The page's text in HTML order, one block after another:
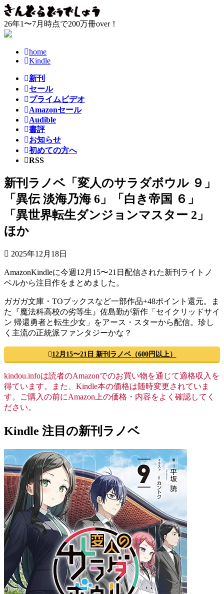
コ
ン
テ
ン
ナ
ビ
ゲ
ー
26年1〜7月時点で200万冊over！
home
Kindle
新刊
セール
プライムビデオ
Amazonセール
Audible
書評
お知らせ
初めての方へ
RSS
新刊ラノベ「変人のサラダボウル ９」
「異伝 淡海乃海 6」「白き帝国 ６」
「異世界転生ダンジョンマスター 2」
ほか
2025年12月18日
AmazonKindleに今週12月15〜21日配信された新刊ライトノ
ベルから注目作をまとめました。
ガガガ文庫・TOブックスなど一部作品+48ポイント還元。ま
た『魔法科高校の劣等生』佐島勤が新作「セイクリッドサイ
ン 帰還勇者と転生少女」をアース・スターから配信。珍し
く主流の正統派ファンタジーかな？
12月15〜21日 新刊ラノベ（600円以上）
kindou.infoは読者のAmazonでのお買い物を通じて適格収入を
得ています。また、Kindle本の価格は随時変更されていま
す。ご購入の前にAmazon上の価格・内容をよく確認してく
ださい。
Kindle 注目の新刊ラノベ